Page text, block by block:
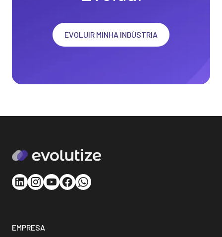
EVOLUIR MINHA INDÚSTRIA
EMPRESA